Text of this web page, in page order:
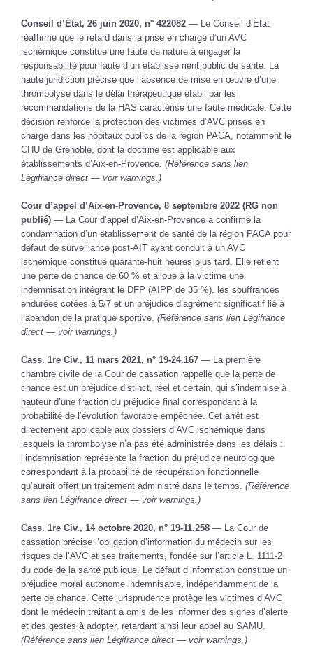
Conseil d’État, 26 juin 2020, n° 422082 — Le Conseil d’État
réaffirme que le retard dans la prise en charge d’un AVC
ischémique constitue une faute de nature à engager la
responsabilité pour faute d’un établissement public de santé. La
haute juridiction précise que l’absence de mise en œuvre d’une
thrombolyse dans le délai thérapeutique établi par les
recommandations de la HAS caractérise une faute médicale. Cette
décision renforce la protection des victimes d’AVC prises en
charge dans les hôpitaux publics de la région PACA, notamment le
CHU de Grenoble, dont la doctrine est applicable aux
établissements d’Aix-en-Provence. (Référence sans lien
Légifrance direct — voir warnings.)
Cour d’appel d’Aix-en-Provence, 8 septembre 2022 (RG non
publié) — La Cour d’appel d’Aix-en-Provence a confirmé la
condamnation d’un établissement de santé de la région PACA pour
défaut de surveillance post-AIT ayant conduit à un AVC
ischémique constitué quarante-huit heures plus tard. Elle retient
une perte de chance de 60 % et alloue à la victime une
indemnisation intégrant le DFP (AIPP de 35 %), les souffrances
endurées cotées à 5/7 et un préjudice d’agrément significatif lié à
l’abandon de la pratique sportive. (Référence sans lien Légifrance
direct — voir warnings.)
Cass. 1re Civ., 11 mars 2021, n° 19-24.167 — La première
chambre civile de la Cour de cassation rappelle que la perte de
chance est un préjudice distinct, réel et certain, qui s’indemnise à
hauteur d’une fraction du préjudice final correspondant à la
probabilité de l’évolution favorable empêchée. Cet arrêt est
directement applicable aux dossiers d’AVC ischémique dans
lesquels la thrombolyse n’a pas été administrée dans les délais :
l’indemnisation représente la fraction du préjudice neurologique
correspondant à la probabilité de récupération fonctionnelle
qu’aurait offert un traitement administré dans le temps. (Référence
sans lien Légifrance direct — voir warnings.)
Cass. 1re Civ., 14 octobre 2020, n° 19-11.258 — La Cour de
cassation précise l’obligation d’information du médecin sur les
risques de l’AVC et ses traitements, fondée sur l’article L. 1111-2
du code de la santé publique. Le défaut d’information constitue un
préjudice moral autonome indemnisable, indépendamment de la
perte de chance. Cette jurisprudence protège les victimes d’AVC
dont le médecin traitant a omis de les informer des signes d’alerte
et des gestes à adopter, retardant ainsi leur appel au SAMU.
(Référence sans lien Légifrance direct — voir warnings.)